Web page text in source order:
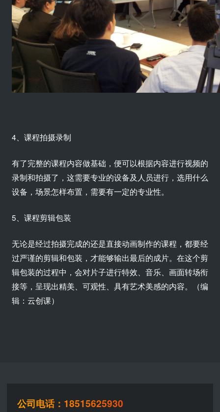
4、课程拍摄录制
有了完整的课程内容做基础，便可以根据内容进行视频的
录制和拍摄了，这需要专业的设备及人员进行，选用什么
设备，场景怎样布置，需要有一定的专业性。
5、课程剪辑包装
无论是经过拍摄完成的还是直接动画制作的课程，都要经
过严谨的剪辑和包装，才能够输出最后的成片。在这个剪
辑包装的过程中，会对片子进行特效、音乐、画面转场衔
接等，呈现出精美、可观性、具有艺术美感的内容。（编
辑：云创课）
公司电话：18515625930